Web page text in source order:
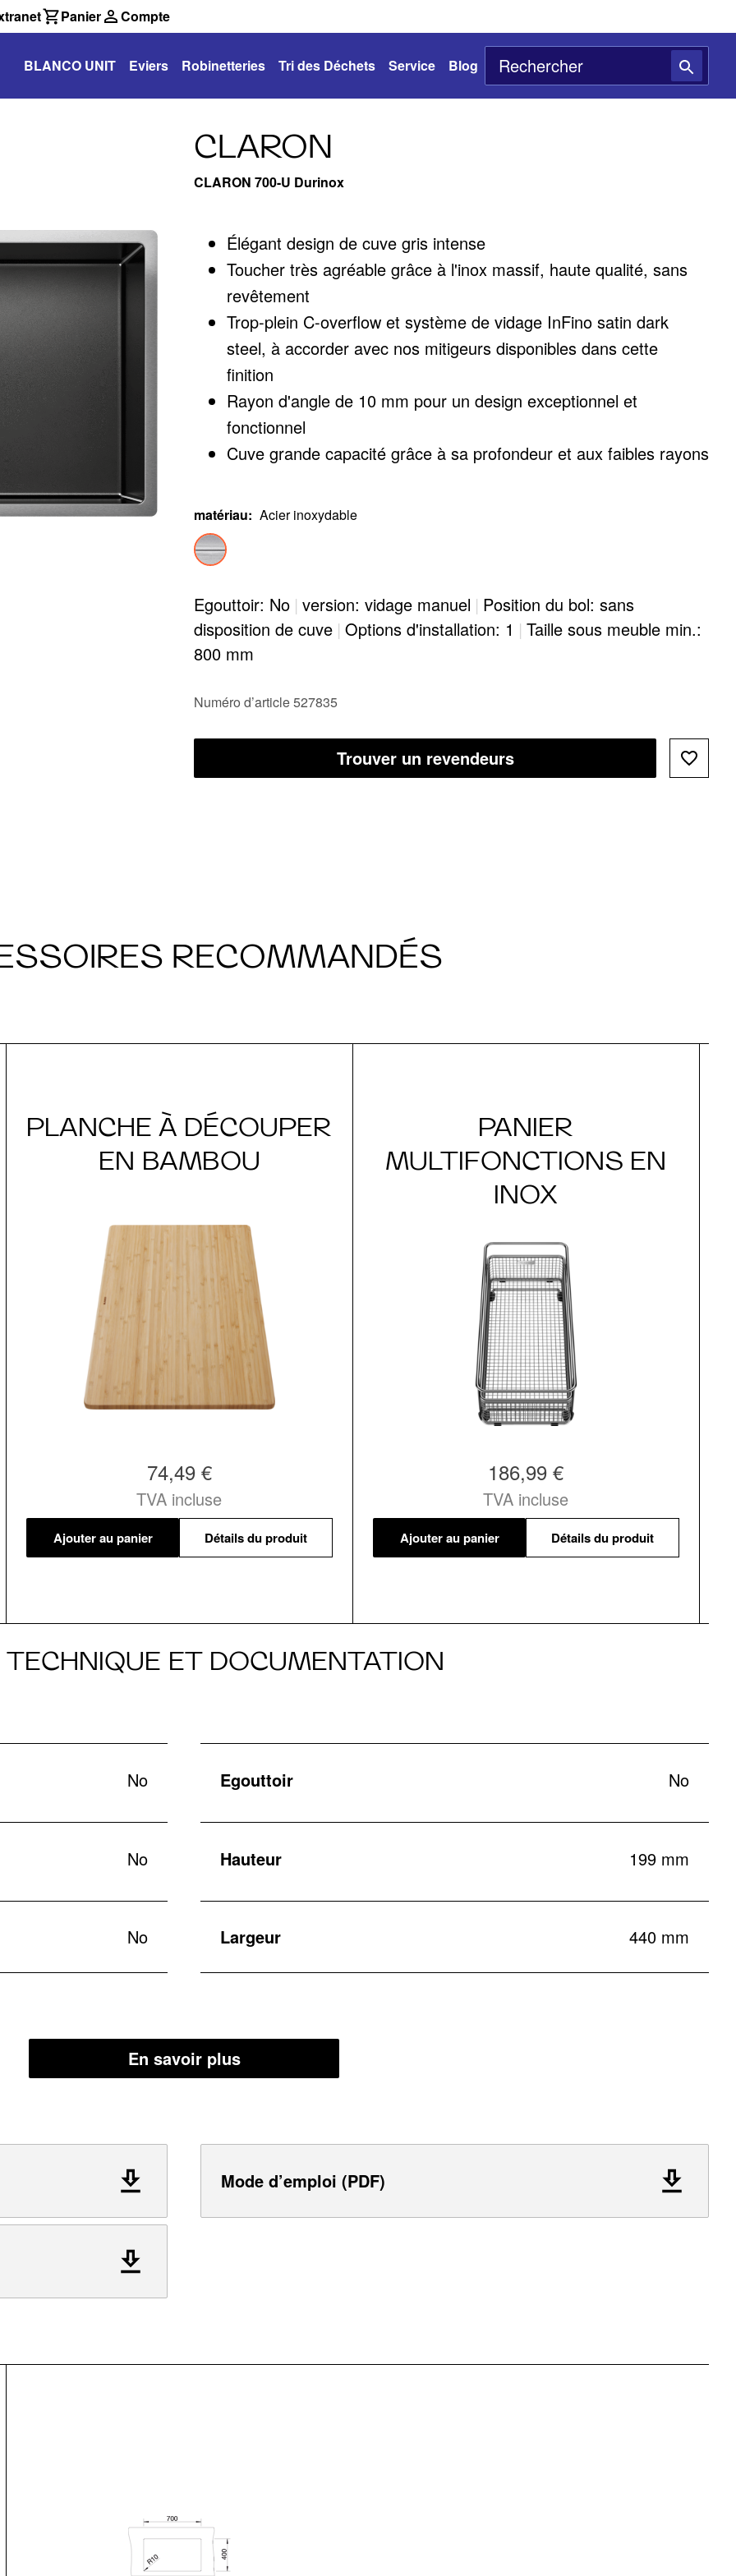
Panier Compte
BLANCO UNIT Eviers Robinetteries Tri des Déchets Service Blog
CLARON
CLARON 700-U Durinox
Élégant design de cuve gris intense
Toucher très agréable grâce à l'inox massif, haute qualité, sans
revêtement
Trop-plein C-overflow et système de vidage InFino satin dark
steel, à accorder avec nos mitigeurs disponibles dans cette
finition
Rayon d'angle de 10 mm pour un design exceptionnel et
fonctionnel
Cuve grande capacité grâce à sa profondeur et aux faibles rayons
Facile à nettoyer : les traces de doigts et les impuretés sont
matériau: Acier inoxydable
Egouttoir: No | version: vidage manuel | Position du bol: sans
disposition de cuve | Options d'installation: 1 | Taille sous meuble min.:
800 mm
Numéro d’article 527835
Trouver un revendeurs
RECOMMANDÉS
PLANCHE À DÉCOUPER
EN BAMBOU
74,49 €
TVA incluse
Ajouter au panier Détails du produit
PANIER
MULTIFONCTIONS EN
INOX
186,99 €
TVA incluse
Ajouter au panier Détails du produit
TECHNIQUE ET DOCUMENTATION
No Egouttoir No
No Hauteur 199 mm
No Largeur 440 mm
En savoir plus
Mode d’emploi (PDF)